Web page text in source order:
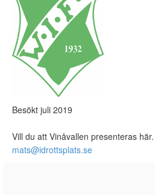
Besökt juli 2019
Vill du att Vinåvallen presenteras
mats@idrottsplats.se